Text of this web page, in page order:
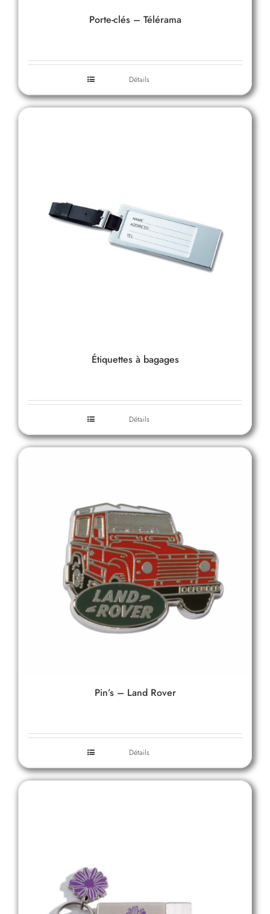
Porte-clés – Télérama
Détails
Étiquettes à bagages
Détails
Pin’s – Land Rover
Détails